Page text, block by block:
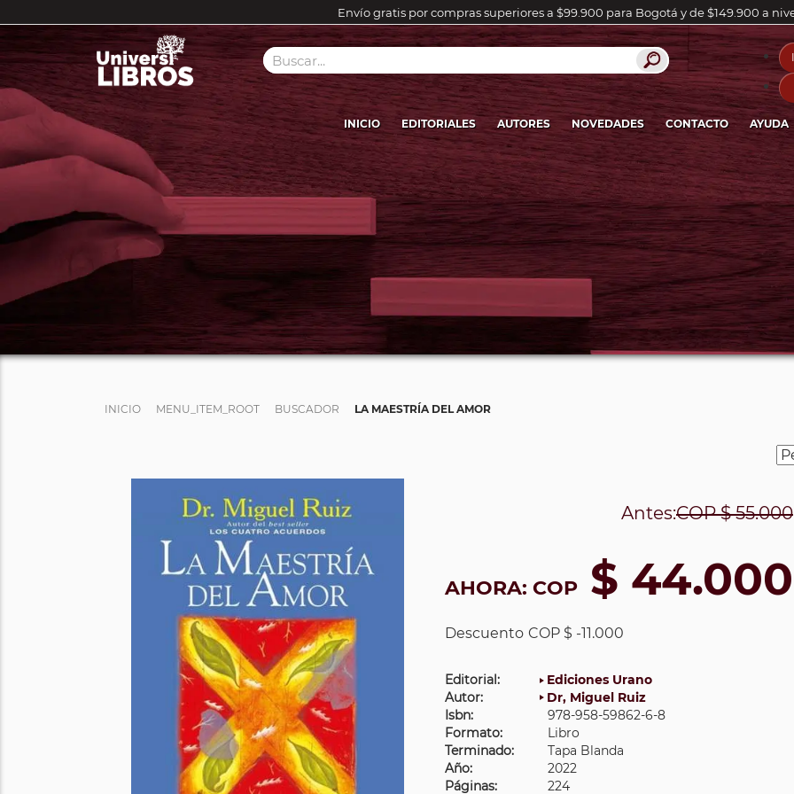
Envío gratis por compras superiores a $99.900 para Bogotá y de $149.900 a
INICIO EDITORIALES AUTORES NOVEDADES CONTACTO AYUDA
INICIO MENU_ITEM_ROOT BUSCADOR LA MAESTRÍA DEL AMOR
Antes:COP$ 55.000
AHORA: COP $ 44.000
Descuento COP $ -11.000
Editorial:
Ediciones Urano
Autor:
Dr, Miguel Ruiz
Isbn:
978-958-59862-6-8
Formato:
Libro
Terminado:
Tapa Blanda
Año:
2022
Páginas:
224